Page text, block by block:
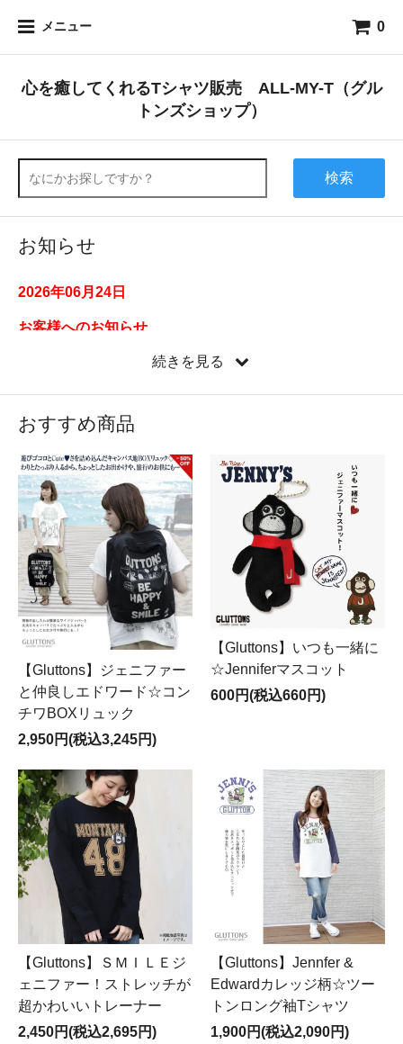
メニュー 0
心を癒してくれるTシャツ販売 ALL-MY-T（グル
トンズショップ）
検索
お知らせ
2026年06月24日
お客様へのお知らせ
弊社からのメールを語って、LINE等に登録を呼びかける
ました。
弊社からはメルマガのみの発信となり、メールで何かの
ご登録を呼びかけることはございません。
また、GULUTTONS(グルトンズ)では、公式のLINEはご
ざいませんので
リンク先に飛んだり、登録をされないようご注意くださ
い。
GULUTTONS(グルトンズ)からの情報は、メルマガのみ
となっております。
GULUTTONS(グルトンズ)や、ALL-MY-Tを語ったメール
に十分お気をつけください。
なお、お客様情報は守られておりますので、どうぞご安
心ください。
Tシャツは2枚以上がお得！
半袖Tシャツ2枚以上（セール商品以外）のご購入で
10%OFFになります。
メンズも対象商品となります。
自動返信メールは定価のままですが、後ほど訂正します
＊
続きを見る
おすすめ商品
【Gluttons】ジェニファー
と仲良しエドワード☆コン
チワBOXリュック
2,950円(税込3,245円)
【Gluttons】いつも一緒に
☆Jenniferマスコット
600円(税込660円)
【Gluttons】ＳＭＩＬＥジ
ェニファー！ストレッチが
超かわいいトレーナー
2,450円(税込2,695円)
【Gluttons】Jennfer &
Edwardカレッジ柄☆ツー
トンロング袖Tシャツ
1,900円(税込2,090円)